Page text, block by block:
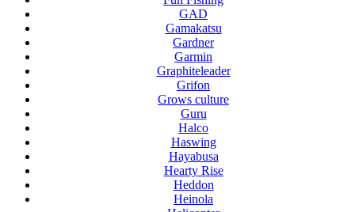
GAD
Gamakatsu
Gardner
Garmin
Graphiteleader
Grifon
Grows culture
Guru
Halco
Haswing
Hayabusa
Hearty Rise
Heddon
Heinola